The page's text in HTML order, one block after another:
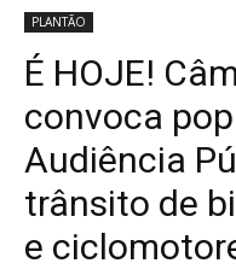
PLANTÃO
É HOJE!
convoca
Audiência
trânsito de
e